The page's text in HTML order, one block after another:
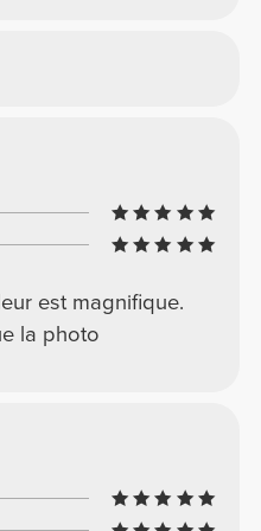
est magnifique.
la photo